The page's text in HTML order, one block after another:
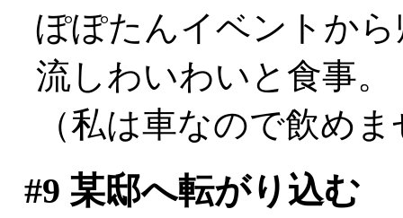
ぽぽたんイベントか
流しわいわいと食事。
（私は車なので飲め
#9 某邸へ転がり込む